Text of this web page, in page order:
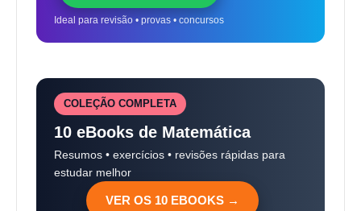
Ideal para revisão • provas • concursos
COLEÇÃO COMPLETA
10 eBooks de Matemática
Resumos • exercícios • revisões rápidas para
estudar melhor
VER OS 10 EBOOKS →